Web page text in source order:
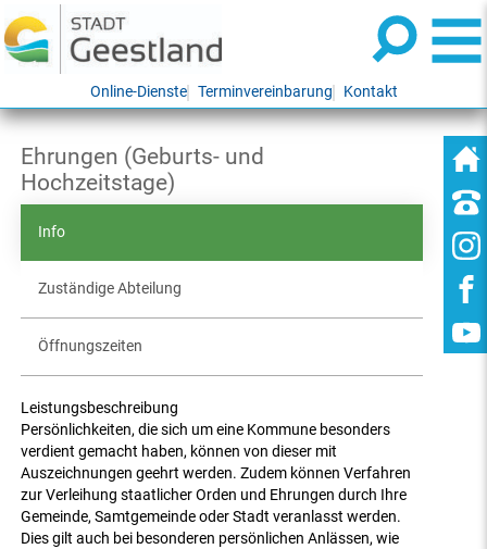
Online-Dienste Terminvereinbarung Kontakt
Ehrungen (Geburts- und
Hochzeitstage)
Info
Zuständige Abteilung
Öffnungszeiten
Leistungsbeschreibung
Persönlichkeiten, die sich um eine Kommune besonders
verdient gemacht haben, können von dieser mit
Auszeichnungen geehrt werden. Zudem können Verfahren
zur Verleihung staatlicher Orden und Ehrungen durch Ihre
Gemeinde, Samtgemeinde oder Stadt veranlasst werden.
Dies gilt auch bei besonderen persönlichen Anlässen, wie